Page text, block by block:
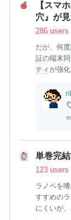
たり、作
ければ良
れていて
称される
【スマ
穴』が
286 users
だが、何
証の端末
ティが強
なければ
検索する
報を抹消
った。 ど
が原因の
単巻完
123 users
ラノベを
すすめの
にくいが